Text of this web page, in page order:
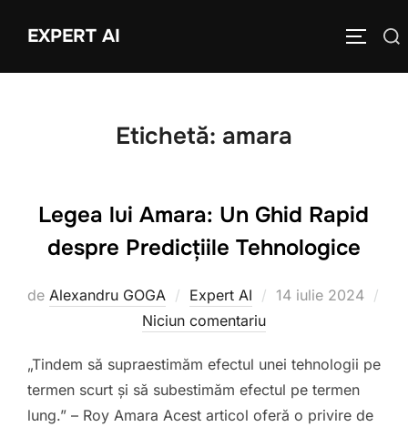
EXPERT AI
Caută
Etichetă: amara
Legea lui Amara: Un Ghid Rapid
despre Predicțiile Tehnologice
de Alexandru GOGA Expert AI
Publicat
14 iulie 2024
Niciun comentariu
„Tindem să supraestimăm efectul unei tehnologii pe
termen scurt și să subestimăm efectul pe termen
lung.” – Roy Amara Acest articol oferă o privire de